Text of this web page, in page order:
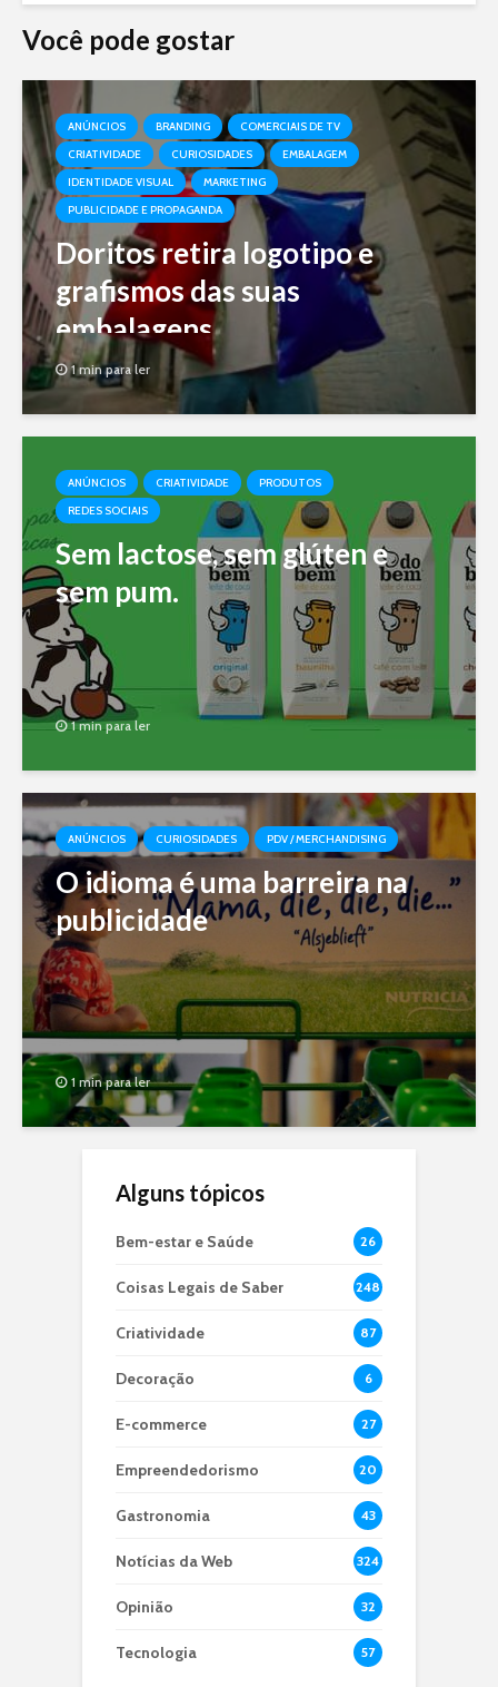
Você pode gostar
ANÚNCIOS BRANDING
COMERCIAIS DE TV
CRIATIVIDADE
CURIOSIDADES
EMBALAGEM
IDENTIDADE VISUAL
MARKETING
PUBLICIDADE E PROPAGANDA
Doritos retira logotipo e
grafismos das suas
embalagens
1 min para ler
ANÚNCIOS CRIATIVIDADE
PRODUTOS
REDES SOCIAIS
Sem lactose, sem glúten e
sem pum.
1 min para ler
ANÚNCIOS CURIOSIDADES PDV / MERCHANDISING
O idioma é uma barreira na
publicidade
1 min para ler
Alguns tópicos
Bem-estar e Saúde 26
Coisas Legais de Saber 248
Criatividade 87
Decoração 6
E-commerce 27
Empreendedorismo 20
Gastronomia 43
Notícias da Web 324
Opinião 32
Tecnologia 57